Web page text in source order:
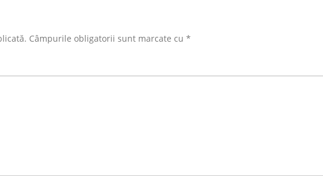
Câmpurile obligatorii sunt marcate cu *